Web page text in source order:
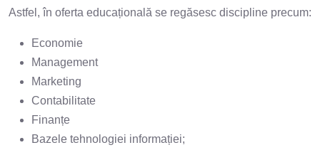
Astfel, în oferta educațională se regăsesc discipline precum:
Economie
Management
Marketing
Contabilitate
Finanțe
Bazele tehnologiei informației;